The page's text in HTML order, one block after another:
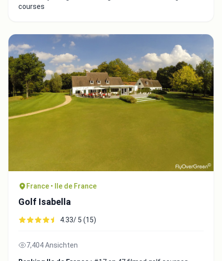
courses
France • Ile de France
Golf Isabella
4.33/ 5 (15)
7,404 Ansichten